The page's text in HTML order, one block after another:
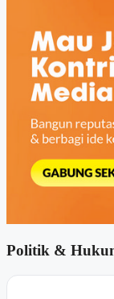
Politik &